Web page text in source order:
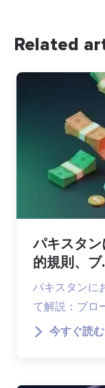
Related
パキスタ
的規則、ブ
パキスタンに
て解説：ブロ
今すぐ読む